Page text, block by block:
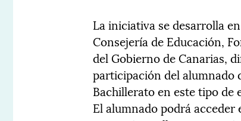
La iniciativa se desarrolla
Consejería de Educación,
del Gobierno de Canarias,
participación del alumnado
Bachillerato en este tipo de
El alumnado podrá